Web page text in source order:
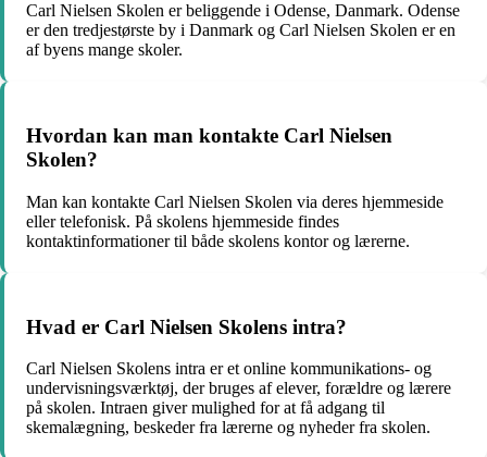
Carl Nielsen Skolen er beliggende i Odense, Danmark. Odense
er den tredjestørste by i Danmark og Carl Nielsen Skolen er en
af byens mange skoler.
Hvordan kan man kontakte Carl Nielsen
Skolen?
Man kan kontakte Carl Nielsen Skolen via deres hjemmeside
eller telefonisk. På skolens hjemmeside findes
kontaktinformationer til både skolens kontor og lærerne.
Hvad er Carl Nielsen Skolens intra?
Carl Nielsen Skolens intra er et online kommunikations- og
undervisningsværktøj, der bruges af elever, forældre og lærere
på skolen. Intraen giver mulighed for at få adgang til
skemalægning, beskeder fra lærerne og nyheder fra skolen.